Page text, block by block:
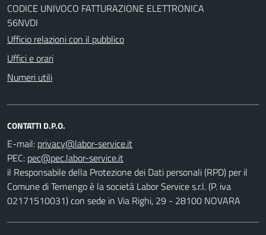
CODICE UNIVOCO FATTURAZIONE ELETTRONICA
56NVDI
Ufficio relazioni con il pubblico
Uffici e orari
Numeri utili
CONTATTI D.P.O.
E-mail:
PEC:
il Responsabile della Protezione dei Dati personali (RPD) per il
Comune di Ternengo è la società Labor Service s.r.l. (P. iva
02171510031) con sede in Via Righi, 29 - 28100 NOVARA